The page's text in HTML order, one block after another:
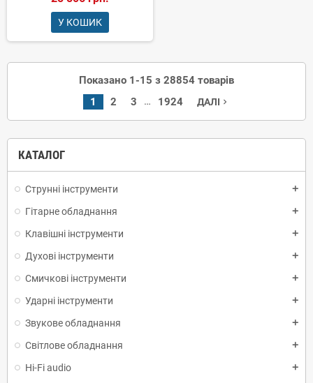
КАТАЛОГ
Струнні інструменти add
Гітарне обладнання add
Клавішні інструменти add
Духові інструменти add
Смичкові інструменти add
Ударні інструменти add
Звукове обладнання add
Світлове обладнання add
Hi-Fi audio add
У КОШИК
Показано 1-15 з 28854 товарів
1
2 3 … 1924 ДАЛІ navigate_next